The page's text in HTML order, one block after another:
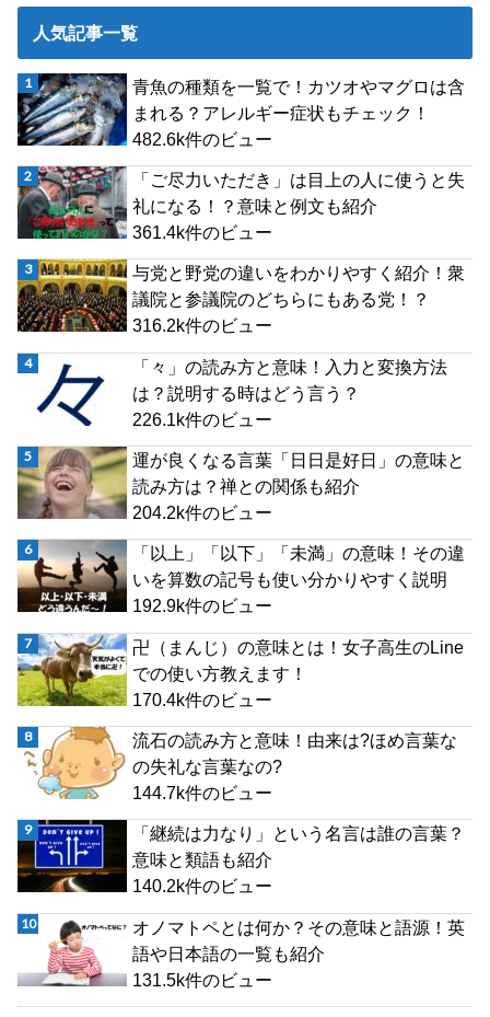
人気記事一覧
青魚の種類を一覧で！カツオやマグロは含
まれる？アレルギー症状もチェック！
482.6k件のビュー
「ご尽力いただき」は目上の人に使うと失
礼になる！？意味と例文も紹介
361.4k件のビュー
与党と野党の違いをわかりやすく紹介！衆
議院と参議院のどちらにもある党！？
316.2k件のビュー
「々」の読み方と意味！入力と変換方法
は？説明する時はどう言う？
226.1k件のビュー
運が良くなる言葉「日日是好日」の意味と
読み方は？禅との関係も紹介
204.2k件のビュー
「以上」「以下」「未満」の意味！その違
いを算数の記号も使い分かりやすく説明
192.9k件のビュー
卍（まんじ）の意味とは！女子高生のLine
での使い方教えます！
170.4k件のビュー
流石の読み方と意味！由来は?ほめ言葉な
の失礼な言葉なの?
144.7k件のビュー
「継続は力なり」という名言は誰の言葉？
意味と類語も紹介
140.2k件のビュー
オノマトペとは何か？その意味と語源！英
語や日本語の一覧も紹介
131.5k件のビュー